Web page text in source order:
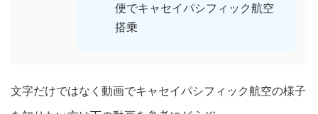
便でキャセイパシフィック航空
搭乗
文字だけではなく動画でキャセイパシフィック航空の様子